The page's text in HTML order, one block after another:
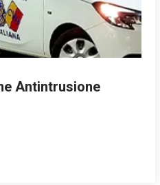
Antintrusione